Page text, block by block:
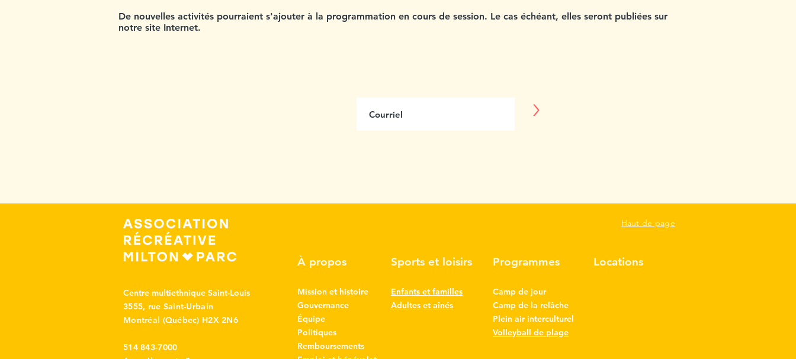
De nouvelles activités pourraient s'ajouter à la programmation en cours de session. Le cas échéant, elles seront publiées sur
notre site Internet.
>
Centre multiethnique Saint-Louis
3555, rue Saint-Urbain
Montréal (Québec) H2X 2N6
514 843-7000
Haut de page
À propos
Mission et histoire
Gouvernance
Équipe
Politiques
Remboursements
Sports et loisirs
Enfants et familles
Adultes et aînés
Programmes
Camp de jour
Camp de la relâche
Plein air interculturel
Volleyball de plage
Locations